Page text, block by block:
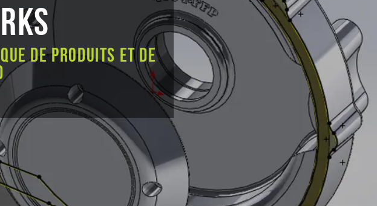
de produits et de